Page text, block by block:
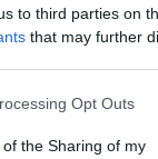
to third parties on
that may further
app uses one
or usage behaviour.
Opt Outs
the Sharing of my
πιστεύουν